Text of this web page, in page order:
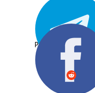
Partager: